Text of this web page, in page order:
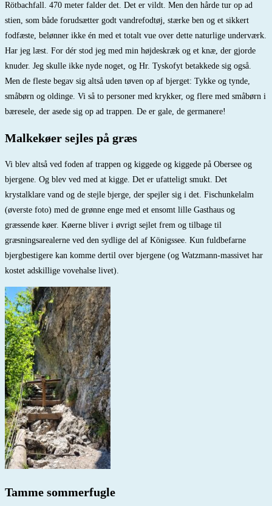
Rötbachfall. 470 meter falder det. Det er vildt. Men den hårde tur op ad
stien, som både forudsætter godt vandrefodtøj, stærke ben og et sikkert
fodfæste, belønner ikke én med et totalt vue over dette naturlige underværk.
Har jeg læst. For dér stod jeg med min højdeskræk og et knæ, der gjorde
knuder. Jeg skulle ikke nyde noget, og Hr. Tyskofyt betakkede sig også.
Men de fleste begav sig altså uden tøven op af bjerget: Tykke og tynde,
småbørn og oldinge. Vi så to personer med krykker, og flere med småbørn i
bæresele, der asede sig op ad trappen. De er gale, de germanere!
Malkekøer sejles på græs
Vi blev altså ved foden af trappen og kiggede og kiggede på Obersee og
bjergene. Og blev ved med at kigge. Det er ufatteligt smukt. Det
krystalklare vand og de stejle bjerge, der spejler sig i det. Fischunkelalm
(øverste foto) med de grønne enge med et ensomt lille Gasthaus og
græssende køer. Køerne bliver i øvrigt sejlet frem og tilbage til
græsningsarealerne ved den sydlige del af Königssee. Kun fuldbefarne
bjergbestigere kan komme dertil over bjergene (og Watzmann-massivet har
kostet adskillige vovehalse livet).
Tamme sommerfugle